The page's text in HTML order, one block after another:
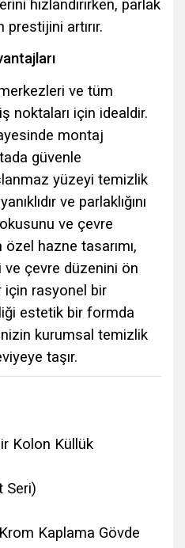
hızlandırırken, parlak
artırır.
ve tüm
noktaları için idealdir.
montaj
güvenle
yüzeyi temizlik
ve parlaklığını
ve çevre
hazne tasarımı,
çevre düzenini ön
için rasyonel bir
estetik bir formda
kurumsal temizlik
taşır.
Kolon Küllük
Seri)
Kaplama Gövde